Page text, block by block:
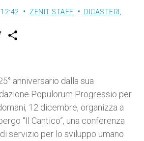
ZENIT STAFF DICASTERI
w
r
anniversario dalla sua
Populorum Progressio per
12 dicembre, organizza a
“Il Cantico”, una conferenza
servizio per lo sviluppo umano